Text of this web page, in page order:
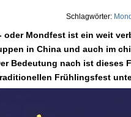
Schlagwörter:
oder Mondfest ist ein weit
in China und auch im
Bedeutung nach ist dieses
Frühlingsfest